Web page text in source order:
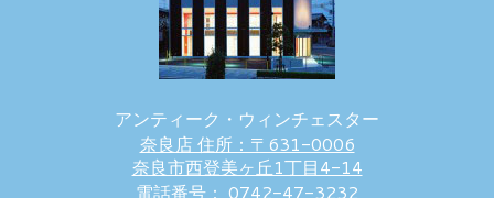
アンティーク・ウィンチェスター
奈良店 住所：〒631-0006
奈良市西登美ヶ丘1丁目4-14
電話番号： 0742-47-3232